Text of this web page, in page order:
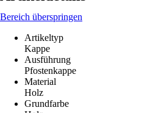
Bereich überspringen
Artikeltyp
Kappe
Ausführung
Pfostenkappe
Material
Holz
Grundfarbe